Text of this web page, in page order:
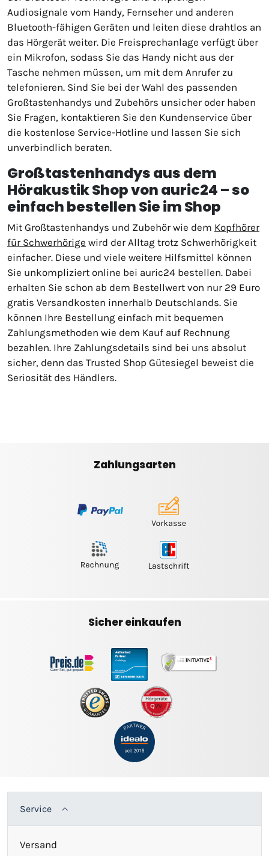
Audiosignale vom Handy, Fernseher und anderen
Bluetooth-fähigen Geräten und leiten diese drahtlos an
das Hörgerät weiter. Die Freisprechanlage verfügt über
ein Mikrofon, sodass Sie das Handy nicht aus der
Tasche nehmen müssen, um mit dem Anrufer zu
telefonieren. Sind Sie bei der Wahl des passenden
Großtastenhandys und Zubehörs unsicher oder haben
Sie Fragen, kontaktieren Sie den Kundenservice über
die kostenlose Service-Hotline und lassen Sie sich
unverbindlich beraten.
Großtastenhandys aus dem
Hörakustik Shop von auric24 – so
einfach bestellen Sie im Shop
Mit Großtastenhandys und Zubehör wie dem Kopfhörer
für Schwerhörige wird der Alltag trotz Schwerhörigkeit
einfacher. Diese und viele weitere Hilfsmittel können
Sie unkompliziert online bei auric24 bestellen. Dabei
erhalten Sie schon ab dem Bestellwert von nur 29 Euro
gratis Versandkosten innerhalb Deutschlands. Sie
können Ihre Bestellung einfach mit bequemen
Zahlungsmethoden wie dem Kauf auf Rechnung
bezahlen. Ihre Zahlungsdetails sind bei uns absolut
sicher, denn das Trusted Shop Gütesiegel beweist die
Seriosität des Händlers.
Zahlungsarten
Sicher einkaufen
Service
Versand